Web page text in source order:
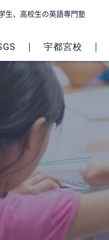
生、高校生の英語専門塾
宇都宮校